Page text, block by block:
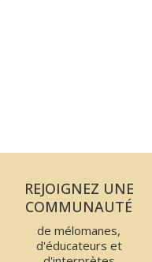
REJOIGNEZ UNE
COMMUNAUTÉ
de mélomanes,
d'éducateurs et